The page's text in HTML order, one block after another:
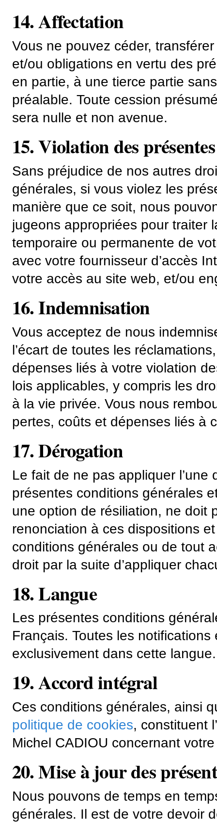
14. Affectation
Vous ne pouvez céder,
et/ou obligations en vertu des
en partie, à une tierce partie
préalable. Toute cession
sera nulle et non avenue.
15. Violation des
Sans préjudice de nos autres
générales, si vous violez les
manière que ce soit, nous
jugeons appropriées pour traiter
temporaire ou permanente de
avec votre fournisseur d’accès
votre accès au site web, et/ou
16. Indemnisation
Vous acceptez de nous
l’écart de toutes les
dépenses liés à votre violation
lois applicables, y compris les
à la vie privée. Vous nous
pertes, coûts et dépenses liés à
17. Dérogation
Le fait de ne pas appliquer
présentes conditions générales
une option de résiliation, ne doit
renonciation à ces dispositions
conditions générales ou de tout
droit par la suite d’appliquer
18. Langue
Les présentes conditions
Français. Toutes les
exclusivement dans cette langue.
19. Accord intégral
Ces conditions générales, ainsi
politique de cookies, constituent
Michel CADIOU concernant
20. Mise à jour des
Nous pouvons de temps en
générales. Il est de votre devoir